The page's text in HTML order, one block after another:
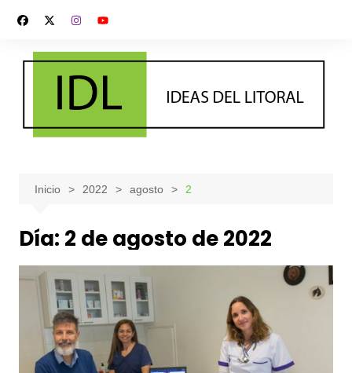
contenido
Inicio 2022 agosto 2
Día: 2 de agosto de 2022